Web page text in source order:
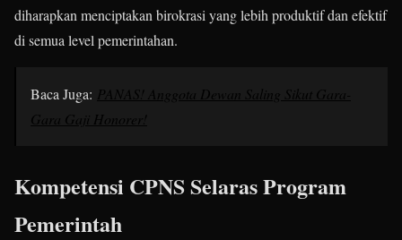
diharapkan menciptakan birokrasi yang lebih produktif dan efektif
di semua level pemerintahan.
Baca Juga: PANAS! Anggota Dewan Saling Sikut Gara-
Gara Gaji Honorer!
Kompetensi CPNS Selaras Program
Pemerintah